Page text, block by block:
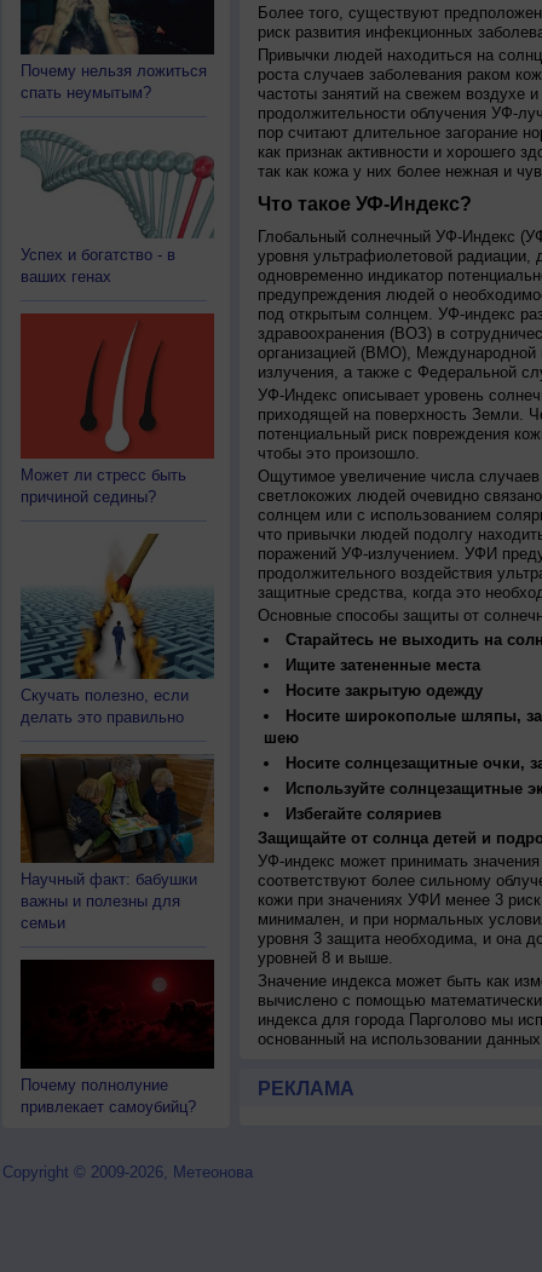
Почему нельзя ложиться
спать неумытым?
Успех и богатство - в
ваших генах
Может ли стресс быть
причиной седины?
Скучать полезно, если
делать это правильно
Научный факт: бабушки
важны и полезны для
семьи
Почему полнолуние
привлекает самоубийц?
Более того, существуют
риск развития инфекционных
Привычки людей находиться на
роста случаев заболевания раком
частоты занятий на свежем воздухе
продолжительности облучения УФ-
пор считают длительное загорание
как признак активности и хорошего
так как кожа у них более нежная и
Что такое УФ-Индекс?
Глобальный солнечный УФ-Индекс
уровня ультрафиолетовой
одновременно индикатор
предупреждения людей о
под открытым солнцем. УФ-индекс
здравоохранения (ВОЗ) в
организацией (ВМО), Международной
излучения, а также с Федеральной
УФ-Индекс описывает уровень
приходящей на поверхность Земли.
потенциальный риск повреждения
чтобы это произошло.
Ощутимое увеличение числа
светлокожих людей очевидно
солнцем или с использованием
что привычки людей подолгу
поражений УФ-излучением. УФИ
продолжительного воздействия
защитные средства, когда это
Основные способы защиты от
Старайтесь не выходить на
Ищите затененные места
Носите закрытую одежду
Носите широкополые шляпы,
шею
Носите солнцезащитные очки,
Используйте солнцезащитные
Избегайте соляриев
Защищайте от солнца детей и
УФ-индекс может принимать
соответствуют более сильному
кожи при значениях УФИ менее 3
минимален, и при нормальных
уровня 3 защита необходима, и она
уровней 8 и выше.
Значение индекса может быть как
вычислено с помощью
индекса для города Парголово мы
основанный на использовании
РЕКЛАМА
Copyright © 2009-2026, Метеонова